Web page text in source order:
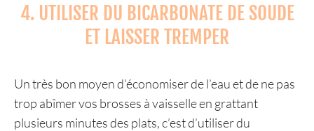
4. UTILISER DU BICARBONATE DE SOUDE
ET LAISSER TREMPER
Un très bon moyen d’économiser de l’eau et de ne pas
trop abîmer vos brosses à vaisselle en grattant
plusieurs minutes des plats, c’est d’utiliser du